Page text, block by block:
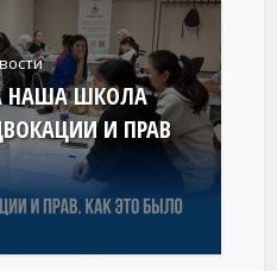
НАША ШКОЛА
И ПРАВ